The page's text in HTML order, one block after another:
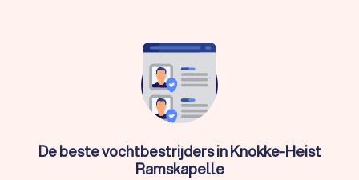
Heist Ramskapelle hebben een gemiddelde Trustlocal-score
van een 9.2. Welke vochtbestrijder u ook kiest, via Trustlocal
maakt u een goede keuze voor de vochtwering en het
bestrijden van vocht. We kunnen u ook helpen door direct
prijsopgaven aan te vragen bij verschillende
vochtbestrijders vergelijken en de vochtbestrijder kiezen die
De beste vochtbestrijders in Knokke-Heist
Ramskapelle